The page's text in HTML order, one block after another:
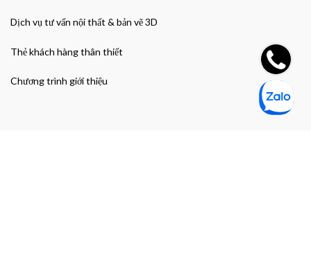
Dịch vụ tư vấn nội thất & bản vẽ 3D
Thẻ khách hàng thân thiết
Chương trình giới thiệu